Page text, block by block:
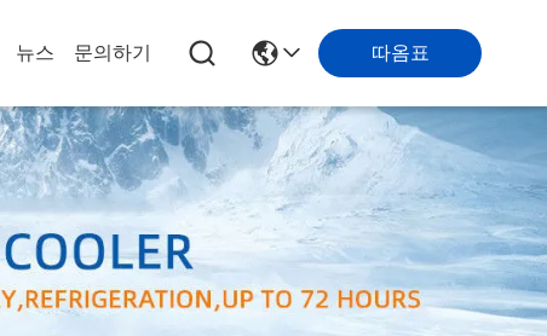
뉴스 문의하기 따옴표